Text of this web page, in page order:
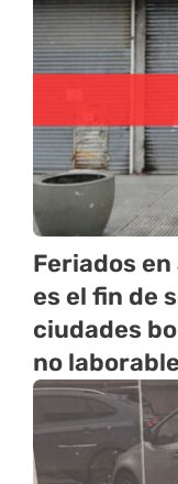
Feriados
es el fin de
ciudades
no